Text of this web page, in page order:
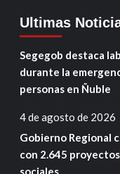
Ultimas
Segegob destaca
durante la
personas en Ñuble
4 de agosto de 2026
Gobierno Regional
con 2.645
sociales